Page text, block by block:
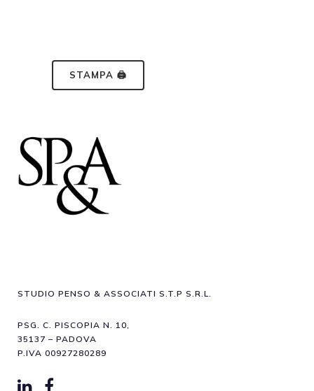
STAMPA 🖨
STUDIO PENSO & ASSOCIATI S.T.P S.R.L.
PSG. C. PISCOPIA N. 10,
35137 – PADOVA
P.IVA 00927280289